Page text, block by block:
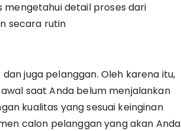
mengetahui detail proses dari
secara rutin
juga pelanggan. Oleh karena itu,
saat Anda belum menjalankan
kualitas yang sesuai keinginan
calon pelanggan yang akan Anda